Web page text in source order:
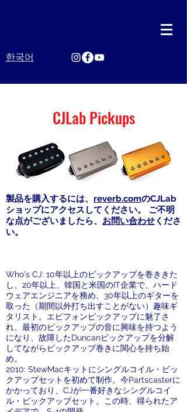
한국어
CJLab Pickups
製品を購入するには、 reverb.comのCJLab
ショップにアクセスしてください。 ご不明
な点がございましたら、 お問い合わせ くださ
い。
Who's CJ: 10年以上のピックアップを巻ききた
し、20年以上、韓国と米国のIT企業で、ハード
ウェアエンジニアを務め、30年以上のギターを
取った（期間以外打ち出すことがない）趣味ギ
タリスト。エピフォンピックアップに魅了さ
れ、最初のピックアップの音に興味を持つよう
になり、故障したDuncanピックアップを分解
してながらピックアップ巻きに関心を持ち始
め。
2010: StewMacキットにシングルコイル・ピッ
クアップセットを初めて制作。今Partscasterに
かかっており、CJが一番好きなシングルコイ
ル・ピックアップセット。この時、得られたア